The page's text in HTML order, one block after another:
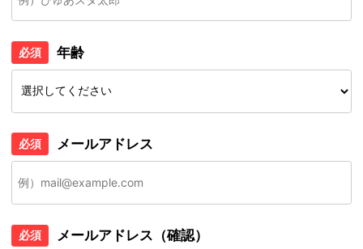
必須 年齢
必須 メールアドレス
必須 メールアドレス（確認）